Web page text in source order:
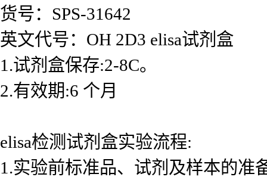
货号：SPS-31642
英文代号：OH 2D3 elisa试剂盒
1.试剂盒保存:2-8C。
2.有效期:6 个月
elisa检测试剂盒实验流程:
1.实验前标准品、试剂及样本的准